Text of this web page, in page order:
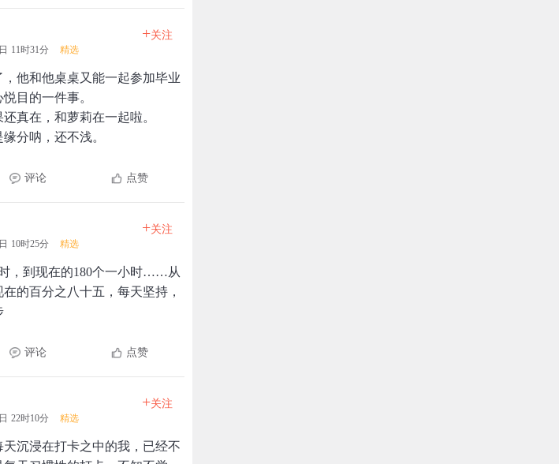
11时31分 精选
+关注
他和他桌桌又能一起参加毕业
目的一件事。
真在，和萝莉在一起啦。
分呐，还不浅。
评论 点赞
10时25分 精选
+关注
，到现在的180个一小时……从
的百分之八十五，每天坚持，
评论 点赞
22时10分 精选
+关注
沉浸在打卡之中的我，已经不